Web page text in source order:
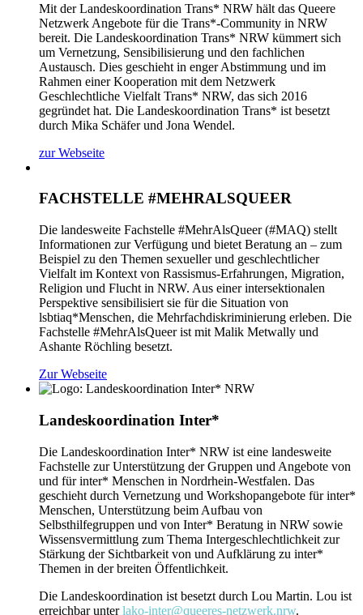
Mit der Landeskoordination Trans* NRW hält das Queere
Netzwerk Angebote für die Trans*-Community in NRW
bereit. Die Landeskoordination Trans* NRW kümmert sich
um Vernetzung, Sensibilisierung und den fachlichen
Austausch. Dies geschieht in enger Abstimmung und im
Rahmen einer Kooperation mit dem Netzwerk
Geschlechtliche Vielfalt Trans* NRW, das sich 2016
gegründet hat. Die Landeskoordination Trans* ist besetzt
durch Mika Schäfer und Jona Wendel.
zur Webseite
FACHSTELLE #MEHRALSQUEER
Die landesweite Fachstelle #MehrAlsQueer (#MAQ) stellt
Informationen zur Verfügung und bietet Beratung an – zum
Beispiel zu den Themen sexueller und geschlechtlicher
Vielfalt im Kontext von Rassismus-Erfahrungen, Migration,
Religion und Flucht in NRW. Aus einer intersektionalen
Perspektive sensibilisiert sie für die Situation von
lsbtiaq*Menschen, die Mehrfachdiskriminierung erleben. Die
Fachstelle #MehrAlsQueer ist mit Malik Metwally und
Ashante Röchling besetzt.
Zur Webseite
Landeskoordination Inter*
Die Landeskoordination Inter* NRW ist eine landesweite
Fachstelle zur Unterstützung der Gruppen und Angebote von
und für inter* Menschen in Nordrhein-Westfalen. Das
geschieht durch Vernetzung und Workshopangebote für inter*
Menschen, Unterstützung beim Aufbau von
Selbsthilfegruppen und von Inter* Beratung in NRW sowie
Wissensvermittlung zum Thema Intergeschlechtlichkeit zur
Stärkung der Sichtbarkeit von und Aufklärung zu inter*
Themen in der breiten Öffentlichkeit.
Die Landeskoordination ist besetzt durch Lou Martin. Lou ist
erreichbar unterlako-inter@queeres-netzwerk.nrw.